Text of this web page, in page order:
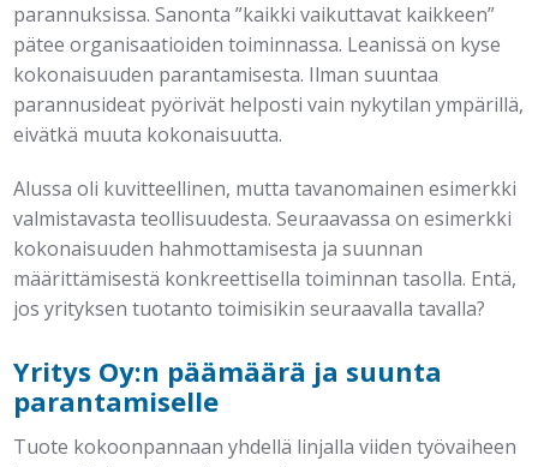
parannuksissa. Sanonta ”kaikki vaikuttavat kaikkeen”
pätee organisaatioiden toiminnassa. Leanissä on kyse
kokonaisuuden parantamisesta. Ilman suuntaa
parannusideat pyörivät helposti vain nykytilan ympärillä,
eivätkä muuta kokonaisuutta.
Alussa oli kuvitteellinen, mutta tavanomainen esimerkki
valmistavasta teollisuudesta. Seuraavassa on esimerkki
kokonaisuuden hahmottamisesta ja suunnan
määrittämisestä konkreettisella toiminnan tasolla. Entä,
jos yrityksen tuotanto toimisikin seuraavalla tavalla?
Yritys Oy:n päämäärä ja suunta
parantamiselle
Tuote kokoonpannaan yhdellä linjalla viiden työvaiheen